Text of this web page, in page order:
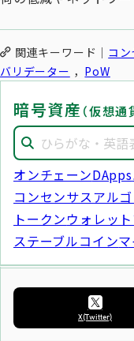
関連キーワード コ
バリデーター
PoW
暗号資産 （仮想通
オンチェーンDApps
コンセンサスアル
トークンウォレッ
ステーブルコイン
X(Twitter)